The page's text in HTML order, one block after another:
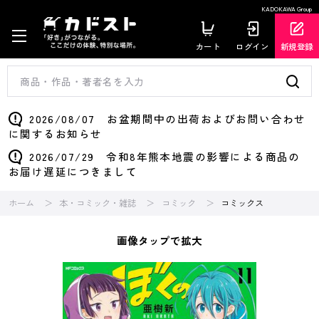
KADOKAWA Group
カート ログイン 新規登録
2026/08/07 お盆期間中の出荷およびお問い合わせ
に関するお知らせ
2026/07/29 令和8年熊本地震の影響による商品の
お届け遅延につきまして
ホーム 本・コミック・雑誌 コミック コミックス
画像タップで拡大